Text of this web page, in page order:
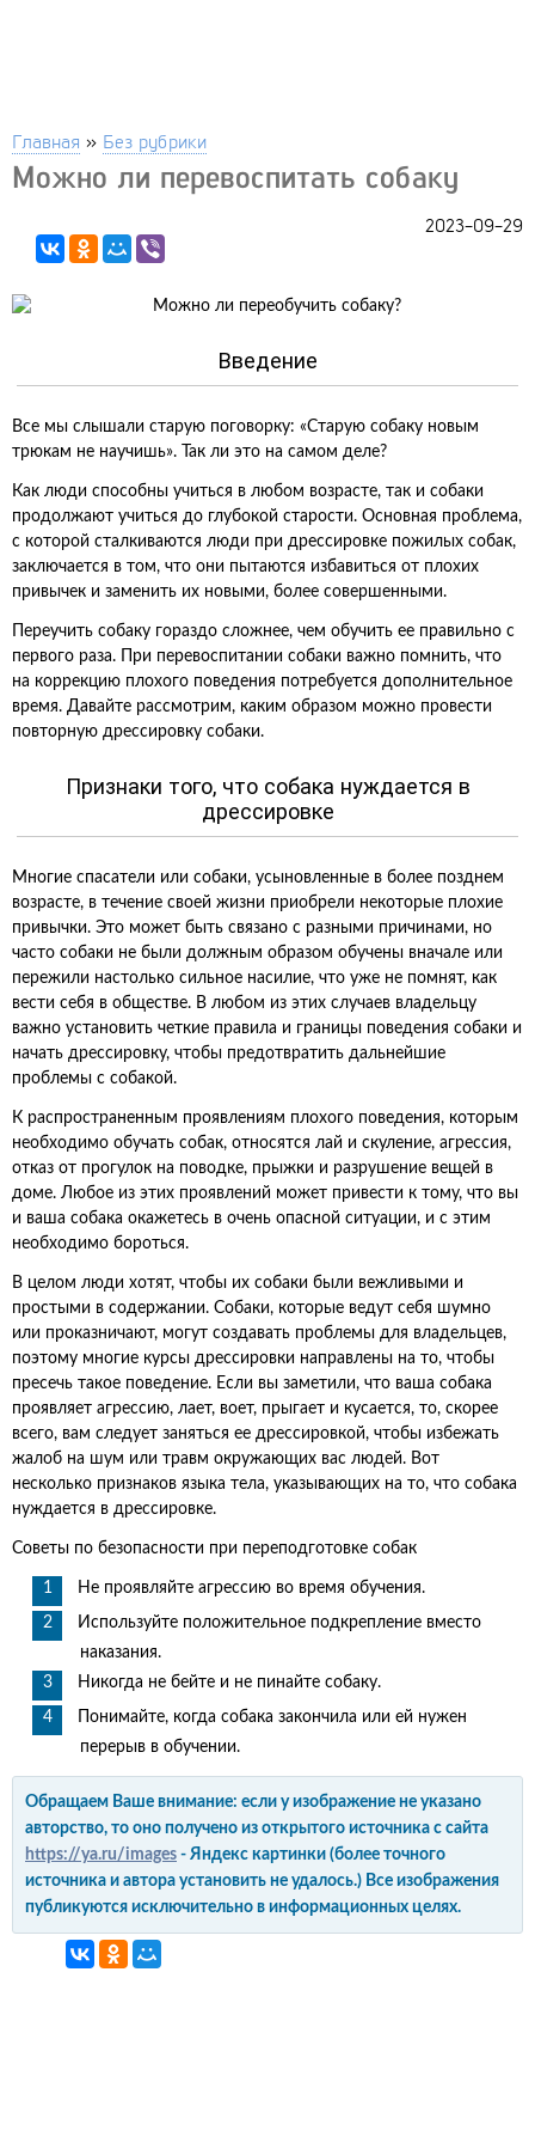
Главная » Без рубрики
Можно ли перевоспитать собаку
2023-09-29
Введение
Все мы слышали старую поговорку: «Старую собаку новым
трюкам не научишь». Так ли это на самом деле?
Как люди способны учиться в любом возрасте, так и собаки
продолжают учиться до глубокой старости. Основная проблема,
с которой сталкиваются люди при дрессировке пожилых собак,
заключается в том, что они пытаются избавиться от плохих
привычек и заменить их новыми, более совершенными.
Переучить собаку гораздо сложнее, чем обучить ее правильно с
первого раза. При перевоспитании собаки важно помнить, что
на коррекцию плохого поведения потребуется дополнительное
время. Давайте рассмотрим, каким образом можно провести
повторную дрессировку собаки.
Признаки того, что собака нуждается в
дрессировке
Многие спасатели или собаки, усыновленные в более позднем
возрасте, в течение своей жизни приобрели некоторые плохие
привычки. Это может быть связано с разными причинами, но
часто собаки не были должным образом обучены вначале или
пережили настолько сильное насилие, что уже не помнят, как
вести себя в обществе. В любом из этих случаев владельцу
важно установить четкие правила и границы поведения собаки и
начать дрессировку, чтобы предотвратить дальнейшие
проблемы с собакой.
К распространенным проявлениям плохого поведения, которым
необходимо обучать собак, относятся лай и скуление, агрессия,
отказ от прогулок на поводке, прыжки и разрушение вещей в
доме. Любое из этих проявлений может привести к тому, что вы
и ваша собака окажетесь в очень опасной ситуации, и с этим
необходимо бороться.
В целом люди хотят, чтобы их собаки были вежливыми и
простыми в содержании. Собаки, которые ведут себя шумно
или проказничают, могут создавать проблемы для владельцев,
поэтому многие курсы дрессировки направлены на то, чтобы
пресечь такое поведение. Если вы заметили, что ваша собака
проявляет агрессию, лает, воет, прыгает и кусается, то, скорее
всего, вам следует заняться ее дрессировкой, чтобы избежать
жалоб на шум или травм окружающих вас людей. Вот
несколько признаков языка тела, указывающих на то, что собака
нуждается в дрессировке.
Советы по безопасности при переподготовке собак
Не проявляйте агрессию во время обучения.
Используйте положительное подкрепление вместо
наказания.
Никогда не бейте и не пинайте собаку.
Понимайте, когда собака закончила или ей нужен
перерыв в обучении.
Обращаем Ваше внимание: если у изображение не указано
авторство, то оно получено из открытого источника с сайта
https://ya.ru/images - Яндекс картинки (более точного
источника и автора установить не удалось.) Все изображения
публикуются исключительно в информационных целях.